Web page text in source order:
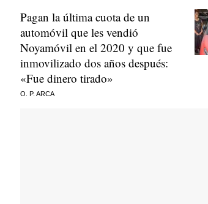
Pagan la última cuota de un
automóvil que les vendió
Noyamóvil en el 2020 y que fue
inmovilizado dos años después:
«Fue dinero tirado»
O. P. ARCA